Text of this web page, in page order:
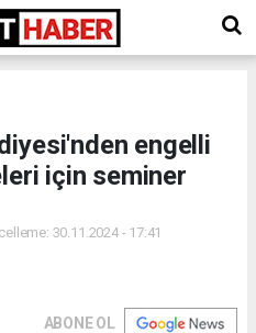
engelli
için seminer
30.11.2024 - 17:41
ABONE OL